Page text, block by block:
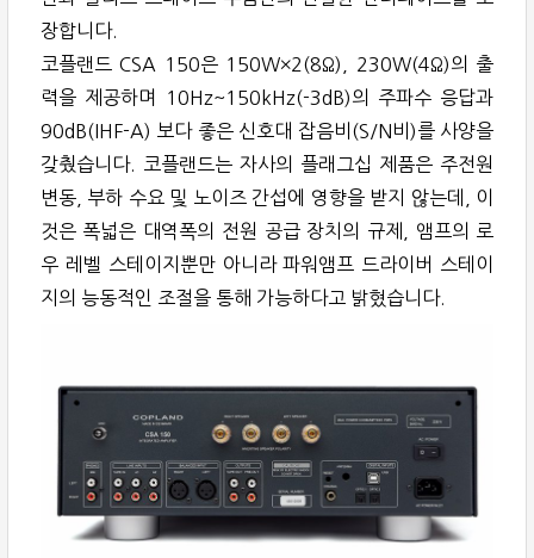
장합니다.
코플랜드 CSA 150은 150W×2(8Ω), 230W(4Ω)의 출
력을 제공하며 10Hz~150kHz(-3dB)의 주파수 응답과
90dB(IHF-A) 보다 좋은 신호대 잡음비(S/N비)를 사양을
갖췄습니다. 코플랜드는 자사의 플래그십 제품은 주전원
변동, 부하 수요 및 노이즈 간섭에 영향을 받지 않는데, 이
것은 폭넓은 대역폭의 전원 공급 장치의 규제, 앰프의 로
우 레벨 스테이지뿐만 아니라 파워앰프 드라이버 스테이
지의 능동적인 조절을 통해 가능하다고 밝혔습니다.